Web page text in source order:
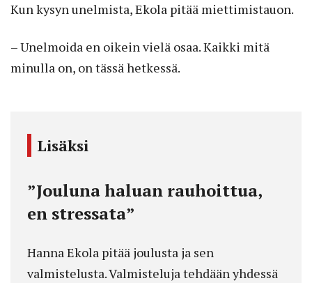
Kun kysyn unelmista, Ekola pitää miettimistauon.
– Unelmoida en oikein vielä osaa. Kaikki mitä
minulla on, on tässä hetkessä.
Lisäksi
”Jouluna haluan rauhoittua,
en stressata”
Hanna Ekola pitää joulusta ja sen
valmistelusta. Valmisteluja tehdään yhdessä